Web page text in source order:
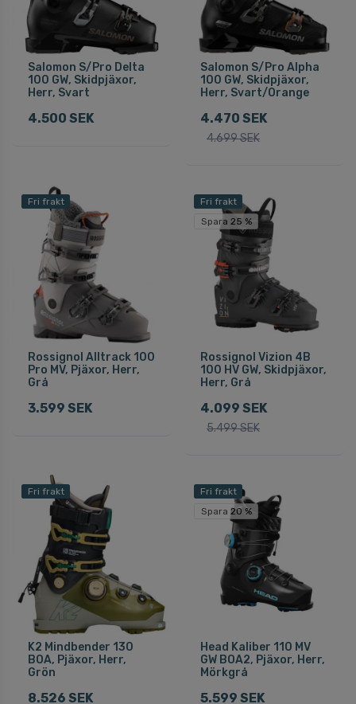
Salomon S/Pro Delta
100 GW, Skidpjäxor,
Herr, Svart
4.500 SEK
Salomon S/Pro Alpha
100 GW, Skidpjäxor,
Herr, Svart/Orange
4.470 SEK
4.699 SEK
Fri frakt
Rossignol Alltrack 100
Pro MV, Pjäxor, Herr,
Grå
3.599 SEK
Fri frakt
Spara 25 %
Rossignol Vizion 4B
100 HV GW, Skidpjäxor,
Herr, Grå
4.099 SEK
5.499 SEK
Fri frakt
K2 Mindbender 130
BOA, Pjäxor, Herr,
Grön
8.526 SEK
Fri frakt
Spara 20 %
Head Kaliber 110 MV
GW BOA2, Pjäxor, Herr,
Mörkgrå
5.599 SEK